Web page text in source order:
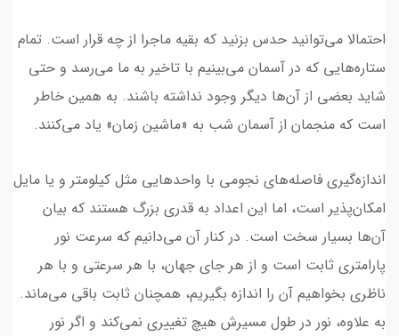
احتمالا می‌توانید حدس بزنید که بقیه ماجرا از چه قرار است. تمام
ستاره‌هایی که در آسمان می‌بینیم با تاخیر به ما می‌رسد و حتی
شاید بعضی از آن‌ها دیگر وجود نداشته باشند. به همین خاطر
است که منجمان از آسمان شب به «ماشین زمان» یاد می‌کنند.
اندازه‌گیری فاصله‌های نجومی با واحدهایی مثل کیلومتر و یا مایل
امکان‌پذیر است، اما این اعداد به قدری بزرگ هستند که بیان
آن‌ها بسیار سخت است. در کنار آن می‌دانیم که سرعت نور
پارامتری ثابت است و از هر جای جهان، با هر سرعتی و با هر
ناظری بخواهیم آن را اندازه بگیریم، همچنان ثابت باقی می‌ماند.
به علاوه، نور در طول مسیرش هیچ تغییری نمی‌کند و اگر نور